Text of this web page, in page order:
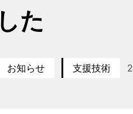
した
カテゴリー
お知らせ
カテゴリー
支援技術